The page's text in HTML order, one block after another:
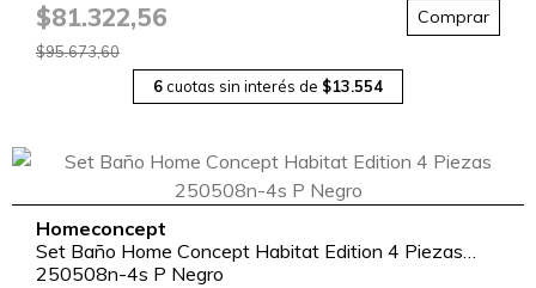
$81.322,56 Comprar
$95.673,60
6 cuotas sin interés de $13.554
Homeconcept
Set Baño Home Concept Habitat Edition 4 Piezas
250508n-4s P Negro